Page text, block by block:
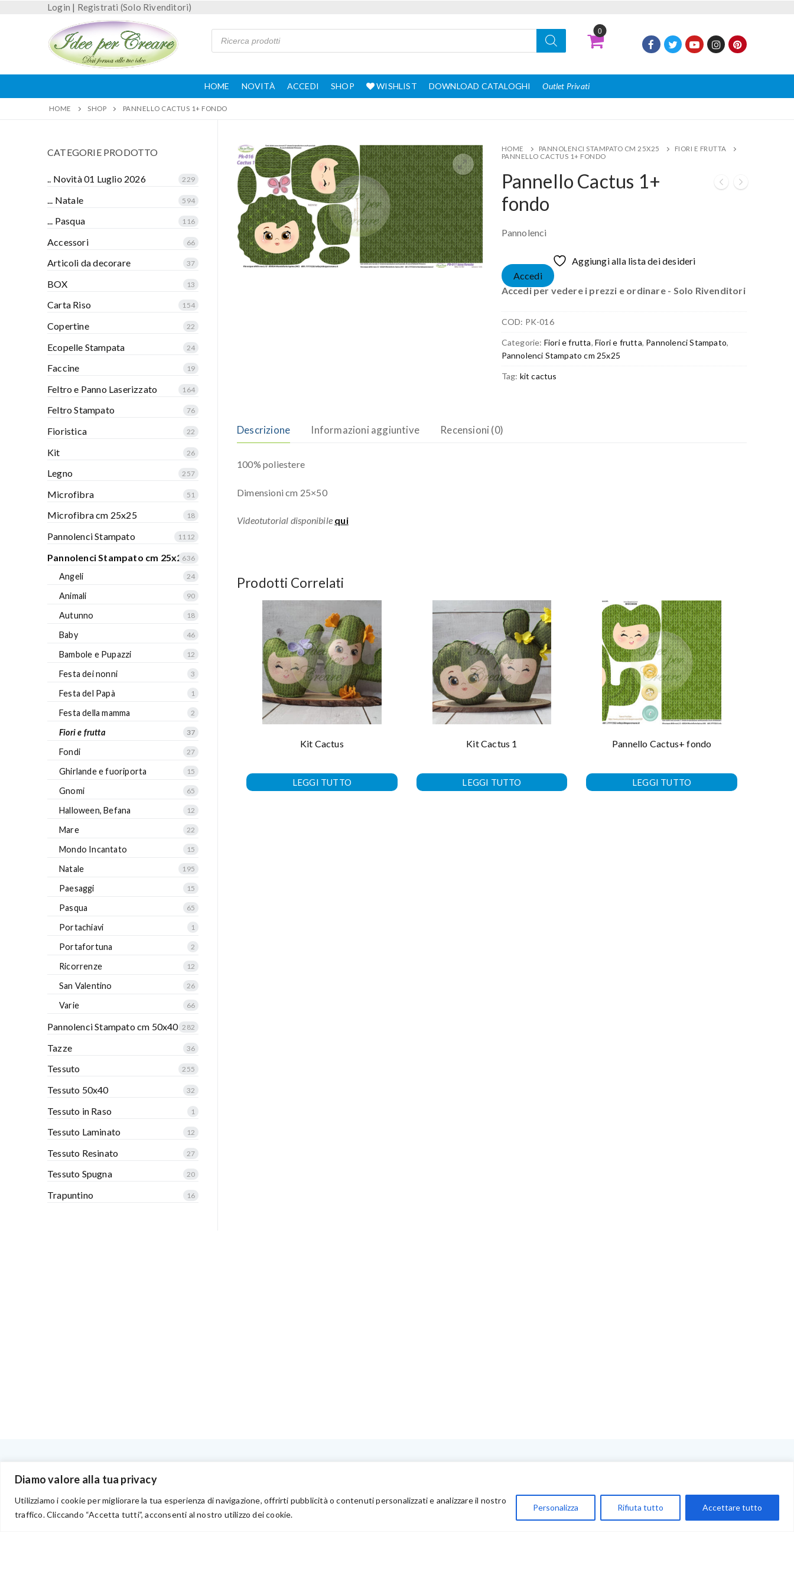
Diamo valore alla tua privacy
Utilizziamo i cookie per migliorare la tua esperienza di navigazione, offrirti pubblicità o contenuti personalizzati e analizzare il nostro
traffico. Cliccando “Accetta tutti”, acconsenti al nostro utilizzo dei cookie.
Personalizza Rifiuta tutto Accettare tutto
0
Login | Registrati (Solo Rivenditori)
HOME NOVITÀ ACCEDI SHOP WISHLIST DOWNLOAD CATALOGHI Outlet Privati
HOME SHOP PANNELLO CACTUS 1+ FONDO
HOME PANNOLENCI STAMPATO CM 25X25
FIORI E FRUTTA
PANNELLO CACTUS 1+ FONDO
Pannello Cactus 1+
fondo
Pannolenci
Aggiungi alla lista dei desideri
Accedi
Accedi per vedere i prezzi e ordinare - Solo Rivenditori
COD: PK-016
Categorie: Fiori e frutta, Fiori e frutta, Pannolenci Stampato,
Pannolenci Stampato cm 25x25
Tag: kit cactus
Descrizione Informazioni aggiuntive Recensioni (0)
100% poliestere
Dimensioni cm 25×50
Videotutorial disponibile qui
Prodotti Correlati
Kit Cactus
LEGGI TUTTO
Kit Cactus 1
LEGGI TUTTO
Pannello Cactus+ fondo
LEGGI TUTTO
CATEGORIE PRODOTTO
.. Novità 01 Luglio 2026 229
... Natale 594
... Pasqua 116
Accessori 66
Articoli da decorare 37
BOX 13
Carta Riso 154
Copertine 22
Ecopelle Stampata 24
Faccine 19
Feltro e Panno Laserizzato 164
Feltro Stampato 76
Fioristica 22
Kit 26
Legno 257
Microfibra 51
Microfibra cm 25x25 18
Pannolenci Stampato 1112
Pannolenci Stampato cm 25x25636
Angeli 24
Animali 90
Autunno 18
Baby 46
Bambole e Pupazzi 12
Festa dei nonni 3
Festa del Papà 1
Festa della mamma 2
Fiori e frutta 37
Fondi 27
Ghirlande e fuoriporta 15
Gnomi 65
Halloween, Befana 12
Mare 22
Mondo Incantato 15
Natale 195
Paesaggi 15
Pasqua 65
Portachiavi 1
Portafortuna 2
Ricorrenze 12
San Valentino 26
Varie 66
Pannolenci Stampato cm 50x40 282
Tazze 36
Tessuto 255
Tessuto 50x40 32
Tessuto in Raso 1
Tessuto Laminato 12
Tessuto Resinato 27
Tessuto Spugna 20
Trapuntino 16
Privacy
Chi Siamo
My Account
Carrello